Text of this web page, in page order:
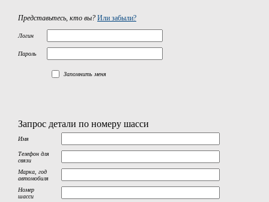
Представьтесь, кто вы? Или забыли?
Логин
Пароль
Запомнить меня
Запрос детали по номеру шасси
Имя
Телефон для
связи
Марка, год
автомобиля
Номер
шасси